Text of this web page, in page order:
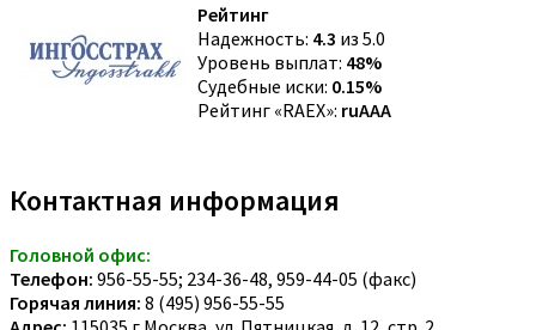
Рейтинг
Надежность: 4.3 из 5.0
Уровень выплат: 48%
Судебные иски: 0.15%
Рейтинг «RAEX»: ruAAA
Контактная информация
Головной офис:
Телефон: 956-55-55; 234-36-48, 959-44-05 (факс)
Горячая линия: 8 (495) 956-55-55